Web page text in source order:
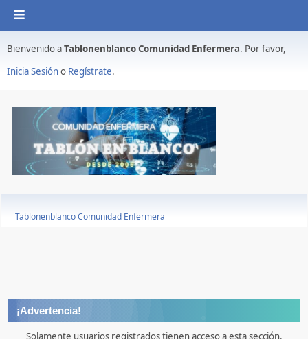
Bienvenido aTablonenblanco Comunidad Enfermera. Por favor,
Inicia Sesióno Regístrate.
Tablonenblanco Comunidad Enfermera
¡Advertencia!
Solamente usuarios registrados tienen acceso a esta sección.